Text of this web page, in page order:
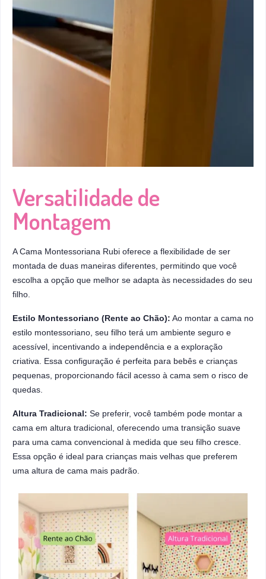
Versatilidade de
Montagem
A Cama Montessoriana Rubi oferece a flexibilidade de ser
montada de duas maneiras diferentes, permitindo que você
escolha a opção que melhor se adapta às necessidades do seu
filho.
Estilo Montessoriano (Rente ao Chão): Ao montar a cama no
estilo montessoriano, seu filho terá um ambiente seguro e
acessível, incentivando a independência e a exploração
criativa. Essa configuração é perfeita para bebês e crianças
pequenas, proporcionando fácil acesso à cama sem o risco de
quedas.
Altura Tradicional: Se preferir, você também pode montar a
cama em altura tradicional, oferecendo uma transição suave
para uma cama convencional à medida que seu filho cresce.
Essa opção é ideal para crianças mais velhas que preferem
uma altura de cama mais padrão.